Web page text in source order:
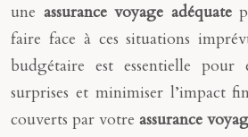
une assurance voyage adéquate
faire face à ces situations
budgétaire est essentielle pour
surprises et minimiser l’impact
couverts par votre assurance